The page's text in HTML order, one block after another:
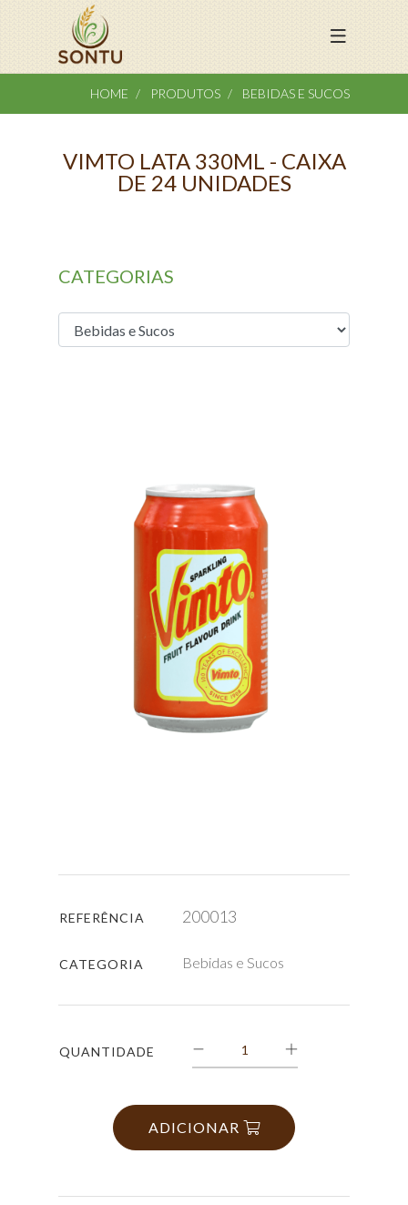
HOME PRODUTOS BEBIDAS E SUCOS
VIMTO LATA 330ML - CAIXA
DE 24 UNIDADES
CATEGORIAS
REFERÊNCIA 200013
CATEGORIA Bebidas e Sucos
QUANTIDADE
ADICIONAR